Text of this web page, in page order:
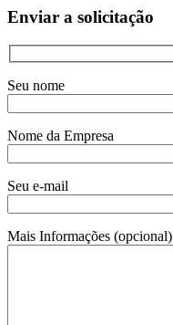
Enviar a solicitação
Seu nome
Nome da Empresa
Seu e-mail
Mais Informações (opcional)